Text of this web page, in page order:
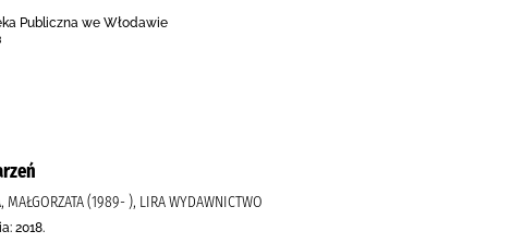
Publiczna we Włodawie
MAŁGORZATA (1989- ), LIRA WYDAWNICTWO
2018.